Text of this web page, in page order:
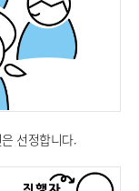
선정합니다.